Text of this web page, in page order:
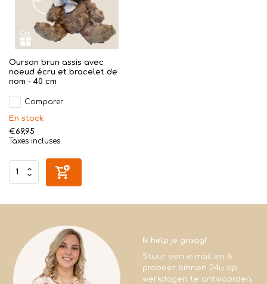
Ourson brun assis avec
noeud écru et bracelet de
nom - 40 cm
Comparer
En stock
€69,95
Taxes incluses
Ik help je graag!
Stuur een e-mail en ik
probeer binnen 24u op
werkdagen te antwoorden.